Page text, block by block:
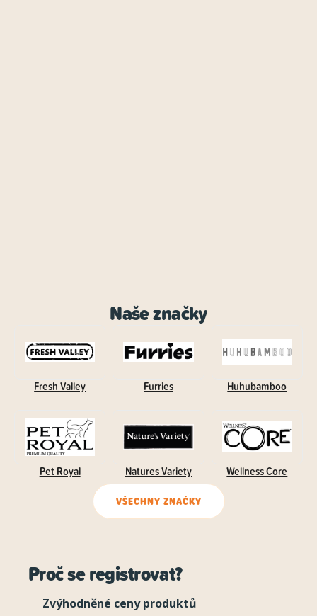
Naše značky
Fresh Valley Furries Huhubamboo
Pet Royal Natures Variety Wellness Core
VŠECHNY ZNAČKY
Proč se registrovat?
Zvýhodněné ceny produktů